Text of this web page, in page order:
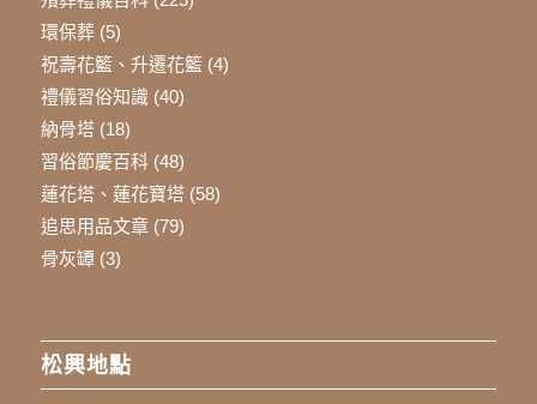
環保葬(5)
祝壽花籃、升遷花籃(4)
禮儀習俗知識(40)
納骨塔(18)
習俗節慶百科(48)
蓮花塔、蓮花寶塔(58)
追思用品文章(79)
骨灰罈(3)
松興地點